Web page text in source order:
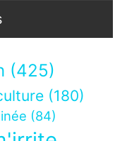
(425)
(180)
(84)